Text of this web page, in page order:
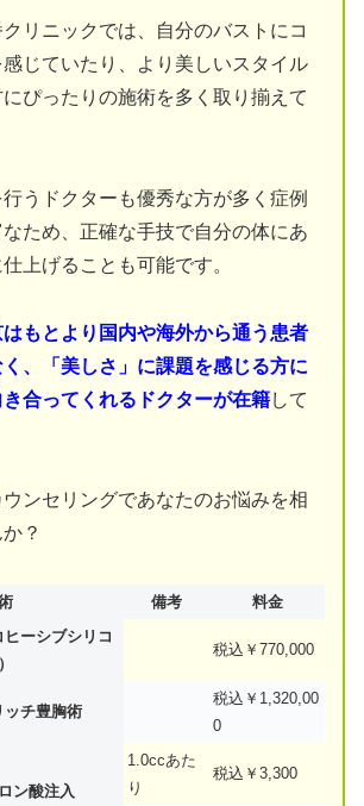
リニックでは、自分のバストにコ
じていたり、より美しいスタイル
ぴったりの施術を多く取り揃えて
うドクターも優秀な方が多く症例
ため、正確な手技で自分の体にあ
上げることも可能です。
もとより国内や海外から通う患者
、「美しさ」に課題を感じる方に
合ってくれるドクターが在籍して
ンセリングであなたのお悩みを相
？
備考
料金
ーシブシリコ
税込￥770,000
ッチ豊胸術
税込￥1,320,00
0
ン酸注入
1.0ccあた
り
税込￥3,300